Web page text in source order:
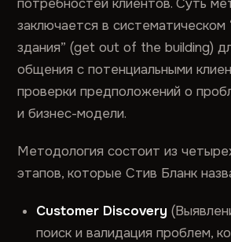
потребностей клиентов. Суть
заключается в систематическом
здания” (get out of the building)
общения с потенциальными
проверки предположений о
и бизнес-модели.
Методология состоит из
этапов, которые Стив Бланк
Customer Discovery
поиск и валидация проблем,